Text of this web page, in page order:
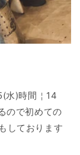
水)時間￤14
ので初めての
しております